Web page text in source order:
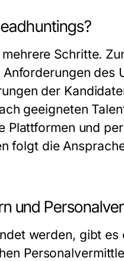
Schritte.
des
der
geeigneten
und
folgt die
und
werden, gibt